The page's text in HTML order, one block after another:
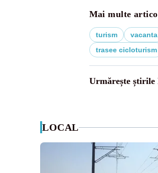
Mai multe
turism vacanta
trasee cicloturism
Urmărește știrile
LOCAL